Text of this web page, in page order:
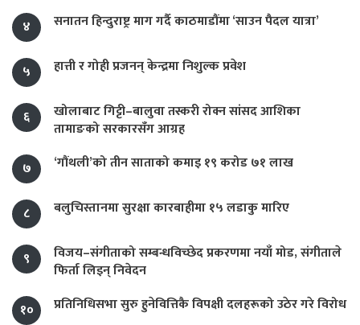
४
सनातन हिन्दुराष्ट्र माग गर्दै काठमाडौंमा ‘साउन पैदल यात्रा’
५ हात्ती र गोही प्रजनन् केन्द्रमा निशुल्क प्रवेश
६
खोलाबाट गिट्टी–बालुवा तस्करी रोक्न सांसद आशिका
तामाङको सरकारसँग आग्रह
७
‘गौंथली’को तीन साताको कमाइ १९ करोड ७१ लाख
८ बलुचिस्तानमा सुरक्षा कारबाहीमा १५ लडाकु मारिए
९
विजय–संगीताको सम्बन्धविच्छेद प्रकरणमा नयाँ मोड, संगीता‍ले
फिर्ता लिइन् निवेदन
१०
प्रतिनिधिसभा सुरु हुनेवित्तिकै विपक्षी दलहरूको उठेर गरे विरोध